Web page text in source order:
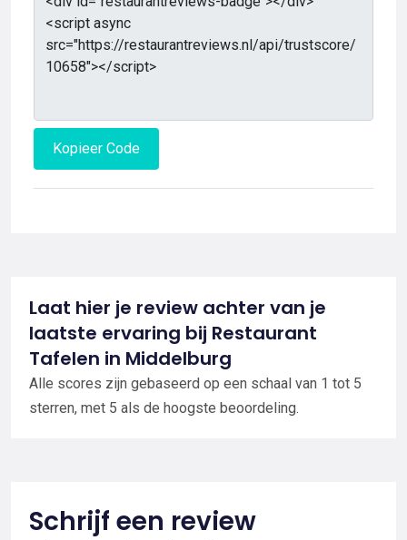
Kopieer Code
Laat hier je review achter van je
laatste ervaring bij Restaurant
Tafelen in Middelburg
Alle scores zijn gebaseerd op een schaal van 1 tot 5
sterren, met 5 als de hoogste beoordeling.
Schrijf een review